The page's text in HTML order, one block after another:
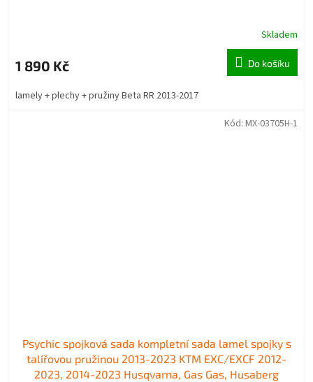
Skladem
1 890 Kč Do košíku
lamely + plechy + pružiny Beta RR 2013-2017
Psychic spojková sada kompletní sada lamel spojky s
talířovou pružinou 2013-2023 KTM EXC/EXCF 2012-
2023, 2014-2023 Husqvarna, Gas Gas, Husaberg
Kód: MX-03705H-1